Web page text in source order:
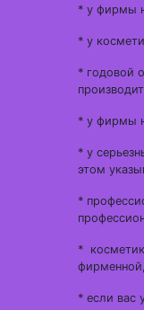
* у фирмы
* у
* годовой
* у фирмы
* у
этом
*
*
* если вас